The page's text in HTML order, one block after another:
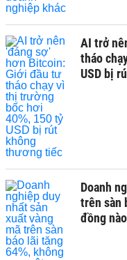
AI trở
tháo
USD bị
Doanh
trên sàn
đồng